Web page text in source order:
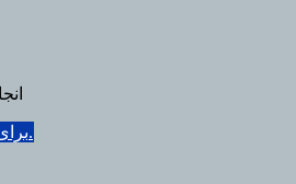
برای سفارش پروژه کلیک کنید.